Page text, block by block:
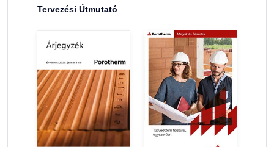
Tervezési Útmutató